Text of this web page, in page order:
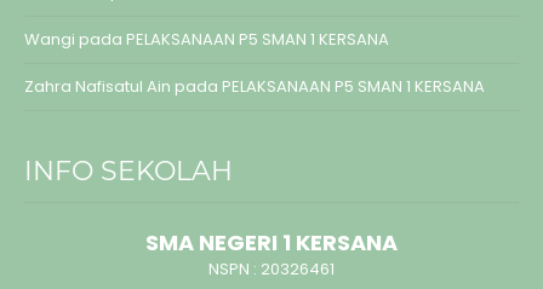
Wangi pada PELAKSANAAN P5 SMAN 1 KERSANA
Zahra Nafisatul Ain pada PELAKSANAAN P5 SMAN 1 KERSANA
INFO SEKOLAH
SMA NEGERI 1 KERSANA
NSPN : 20326461